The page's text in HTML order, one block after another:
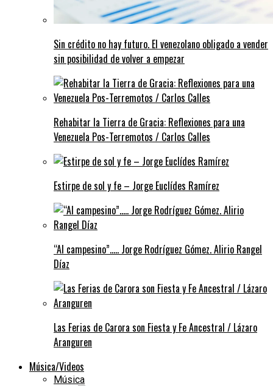
Sin crédito no hay futuro. El venezolano obligado a vender
sin posibilidad de volver a empezar
Rehabitar la Tierra de Gracia: Reflexiones para una
Venezuela Pos-Terremotos / Carlos Calles
Estirpe de sol y fe – Jorge Euclídes Ramírez
“Al campesino”….. Jorge Rodríguez Gómez. Alirio Rangel
Díaz
Las Ferias de Carora son Fiesta y Fe Ancestral / Lázaro
Aranguren
Música/Videos
Música